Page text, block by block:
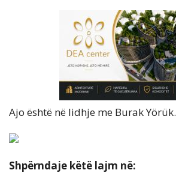
Ajo është në lidhje me Burak Yörük.
Shpërndaje këtë lajm në: